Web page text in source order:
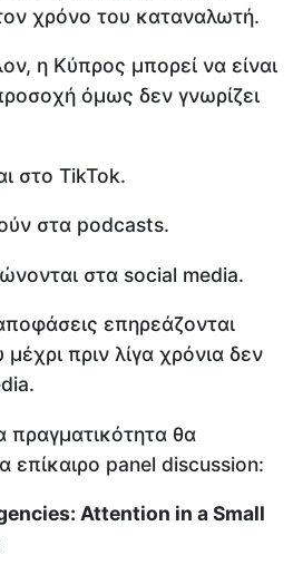
χρόνο του καταναλωτή.
η Κύπρος μπορεί να είναι
όμως δεν γνωρίζει
στο TikTok.
στα podcasts.
στα social media.
επηρεάζονται
πριν λίγα χρόνια δεν
πραγματικότητα θα
επίκαιρο panel discussion:
Attention in a Small